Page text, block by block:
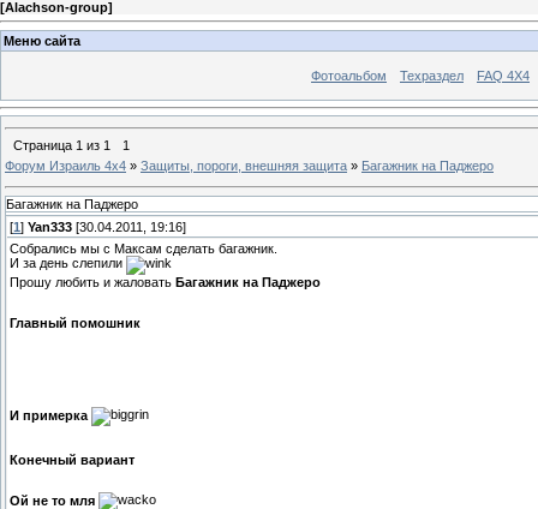
[Alachson-group]
Меню сайта
Фотоальбом Техраздел FAQ 4X4
Страница 1 из 1
1
Форум Израиль 4х4 » Защиты, пороги, внешняя защита » Багажник на Паджеро
Багажник на Паджеро
[1] Yan333 [30.04.2011, 19:16]
Собрались мы с Максам сделать багажник.
И за день слепили
Прошу любить и жаловать Багажник на Паджеро
Главный помошник
И примерка
Конечный вариант
Ой не то мля